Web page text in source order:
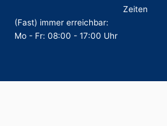
Zeiten
(Fast) immer erreichbar:
Mo - Fr: 08:00 - 17:00 Uhr